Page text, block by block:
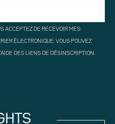
ACCEPTEZ DE RECEVOIR MES
ÉLECTRONIQUE. VOUS POUVEZ
DES LIENS DE DÉSINSCRIPTION.